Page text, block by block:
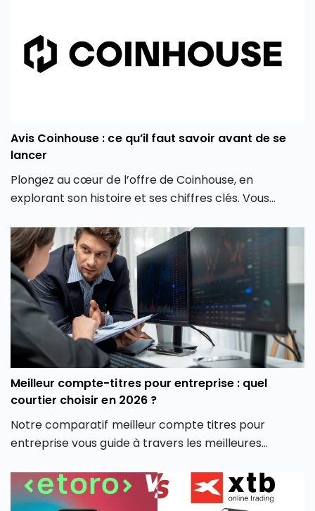
Avis Coinhouse : ce qu’il faut savoir avant de se
lancer
Plongez au cœur de l’offre de Coinhouse, en
explorant son histoire et ses chiffres clés. Vous
monnaies disponibles, les frais associés, et comment
la plateforme crypto Coinhouse vous permet de
mieux gérer vos investissements en monnaie
virtuelle.
Meilleur compte-titres pour entreprise : quel
courtier choisir en 2026 ?
Notre comparatif meilleur compte titres pour
entreprise vous guide à travers les meilleures
éclairé, adapté à votre stratégie d’investissement
professionnelle.